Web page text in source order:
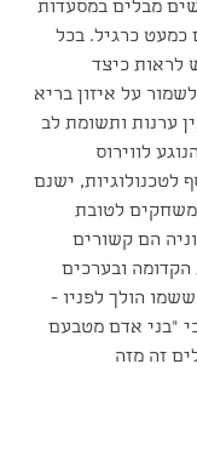
מבלים במסעדות
כמעט כרגיל. בכל
לראות כיצד
על איזון בריא
ערנות ותשומת לב
לווירוס
לטכנולוגיות, ישנם
לטובת
הם קשורים
הקדומה ובערכים
הולך לפניו -
״בני אדם מטבעם
זה מזה